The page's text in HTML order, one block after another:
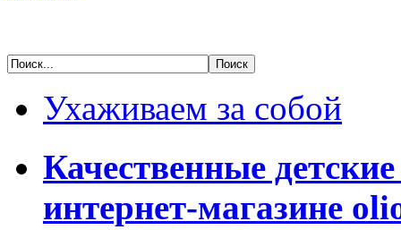
Ухаживаем за собой
Качественные
интернет-магазине